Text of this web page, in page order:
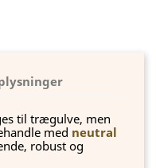
til trægulve, men
med neutral
robust og